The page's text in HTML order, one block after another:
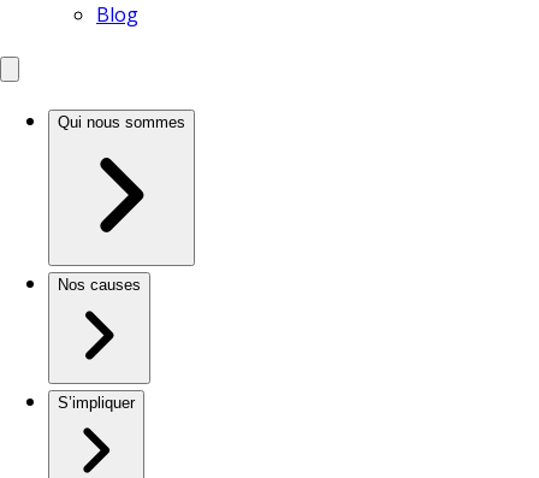
Blog
Qui nous sommes
Nos causes
S’impliquer